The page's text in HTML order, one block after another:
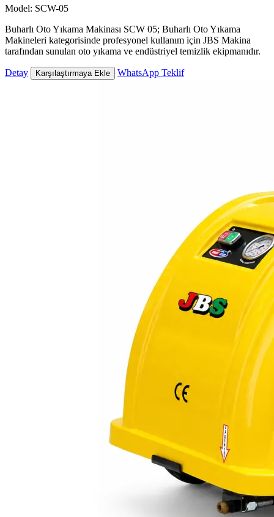
Model: SCW-05
Buharlı Oto Yıkama Makinası SCW 05; Buharlı Oto Yıkama
Makineleri kategorisinde profesyonel kullanım için JBS Makina
tarafından sunulan oto yıkama ve endüstriyel temizlik ekipmanıdır.
Detay Karşılaştırmaya Ekle WhatsApp Teklif